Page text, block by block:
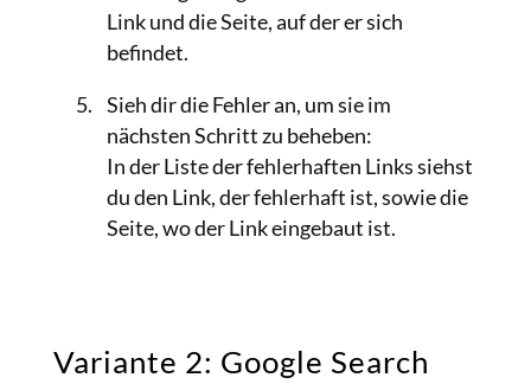
Link und die Seite, auf der er sich
befindet.
Sieh dir die Fehler an, um sie im
nächsten Schritt zu beheben:
In der Liste der fehlerhaften Links siehst
du den Link, der fehlerhaft ist, sowie die
Seite, wo der Link eingebaut ist.
Variante 2: Google Search